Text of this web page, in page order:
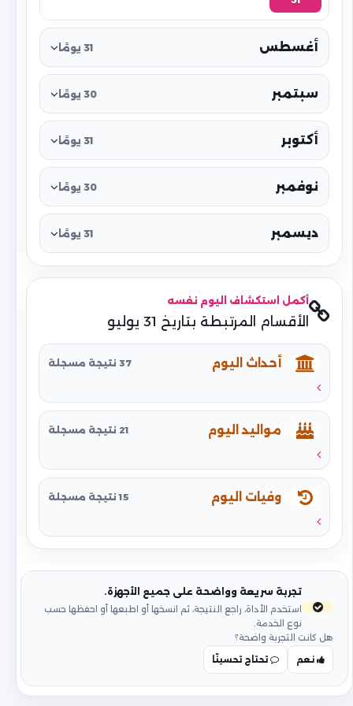
أغسطس 31 يومًا
سبتمبر 30 يومًا
أكتوبر 31 يومًا
نوفمبر 30 يومًا
ديسمبر 31 يومًا
أكمل استكشاف اليوم نفسه
الأقسام المرتبطة بتاريخ 31 يوليو
أحداث اليوم 37 نتيجة مسجلة
مواليد اليوم 21 نتيجة مسجلة
وفيات اليوم 15 نتيجة مسجلة
تجربة سريعة وواضحة على جميع الأجهزة.
استخدم الأداة، راجع النتيجة، ثم انسخها أو اطبعها أو احفظها حسب
نوع الخدمة.
هل كانت التجربة واضحة؟
نعم
تحتاج تحسينًا